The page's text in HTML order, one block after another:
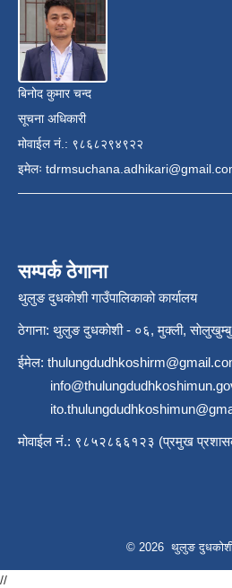
बिनोद कुमार चन्द
सूचना अधिकारी
मोवाईल नं.: ९८६८२९४९२२
इमेलः
सम्पर्क ठेगाना
थुलुङ दुधकाेशी गाउँपालिकाको कार्यालय
ठेगाना: थुलुङ दुधकाेशी - ०६, मुक्ली, साेलुखुम्बु
ईमेल:
मोवाईल नं.: ९८५२८६६१२३ (प्रमुख
© 2026 थुलुङ दुधकोशी
//